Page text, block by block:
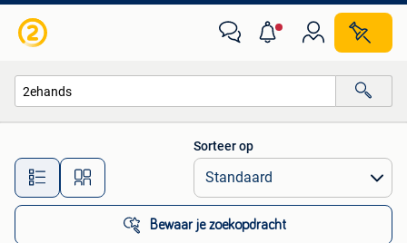
Alle afstanden…
Sorteer op
Bewaar je zoekopdracht